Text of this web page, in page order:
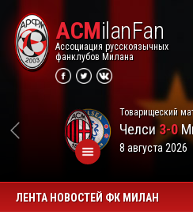
ACMilanFan
Ассоциация русскоязычных
фанклубов Милана
Товарищеский
Челси3-0
8 августа 2026
ЛЕНТА НОВОСТЕЙ ФК МИЛАН